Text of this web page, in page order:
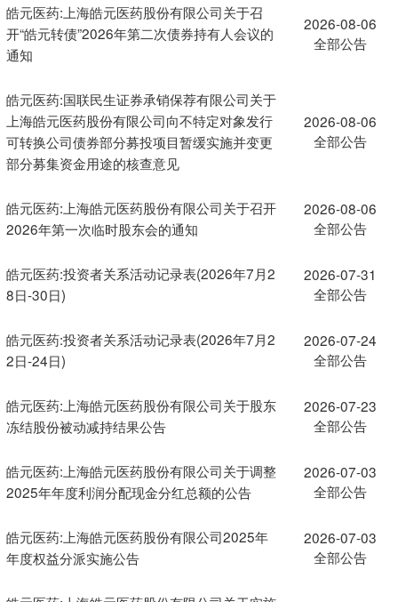
皓元医药:上海皓元医药股份有限公司关于召
开“皓元转债”2026年第二次债券持有人会议的
通知
2026-08-06
全部公告
皓元医药:国联民生证券承销保荐有限公司关于
上海皓元医药股份有限公司向不特定对象发行
可转换公司债券部分募投项目暂缓实施并变更
部分募集资金用途的核查意见
2026-08-06
全部公告
皓元医药:上海皓元医药股份有限公司关于召开
2026年第一次临时股东会的通知
2026-08-06
全部公告
皓元医药:投资者关系活动记录表(2026年7月2
8日-30日)
2026-07-31
全部公告
皓元医药:投资者关系活动记录表(2026年7月2
2日-24日)
2026-07-24
全部公告
皓元医药:上海皓元医药股份有限公司关于股东
冻结股份被动减持结果公告
2026-07-23
全部公告
皓元医药:上海皓元医药股份有限公司关于调整
2025年年度利润分配现金分红总额的公告
2026-07-03
全部公告
皓元医药:上海皓元医药股份有限公司2025年
年度权益分派实施公告
2026-07-03
全部公告